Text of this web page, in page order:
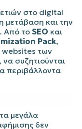
στο digital
μετάβαση και την
Από το SEO και
Pack,
websites των
συζητιούνται
περιβάλλοντα
μεγάλα
δεν